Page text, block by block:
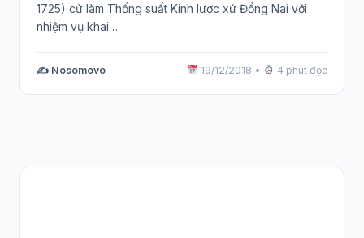
1725) cử làm Thống suất Kinh lược xứ Đồng Nai với
nhiệm vụ khai…
✍️ Nosomovo 19/12/2018 • 4 phút đọc